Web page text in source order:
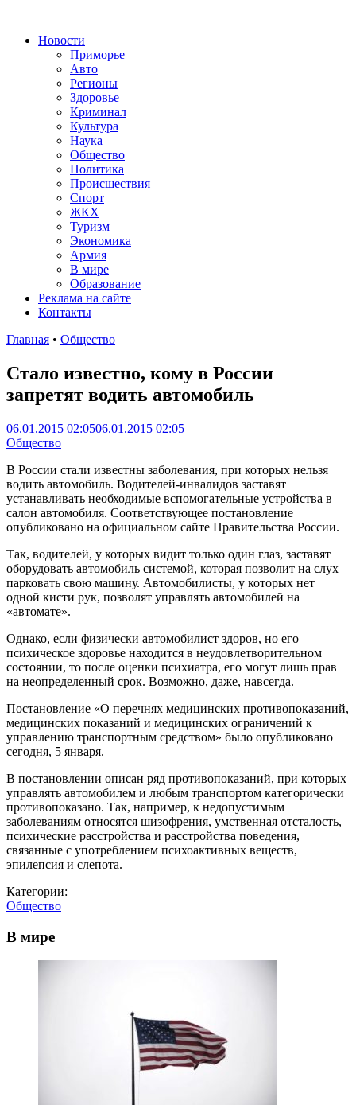
Новости
Приморье
Авто
Регионы
Здоровье
Криминал
Культура
Наука
Общество
Политика
Происшествия
Спорт
ЖКХ
Туризм
Экономика
Армия
В мире
Образование
Реклама на сайте
Контакты
Главная • Общество
Стало известно, кому в России
запретят водить автомобиль
06.01.2015 02:0506.01.2015 02:05
Общество
В России стали известны заболевания, при которых нельзя
водить автомобиль. Водителей-инвалидов заставят
устанавливать необходимые вспомогательные устройства в
салон автомобиля. Соответствующее постановление
опубликовано на официальном сайте Правительства России.
Так, водителей, у которых видит только один глаз, заставят
оборудовать автомобиль системой, которая позволит на слух
парковать свою машину. Автомобилисты, у которых нет
одной кисти рук, позволят управлять автомобилей на
«автомате».
Однако, если физически автомобилист здоров, но его
психическое здоровье находится в неудовлетворительном
состоянии, то после оценки психиатра, его могут лишь прав
на неопределенный срок. Возможно, даже, навсегда.
Постановление «О перечнях медицинских противопоказаний,
медицинских показаний и медицинских ограничений к
управлению транспортным средством» было опубликовано
сегодня, 5 января.
В постановлении описан ряд противопоказаний, при которых
управлять автомобилем и любым транспортом категорически
противопоказано. Так, например, к недопустимым
заболеваниям относятся шизофрения, умственная отсталость,
психические расстройства и расстройства поведения,
связанные с употреблением психоактивных веществ,
эпилепсия и слепота.
Категории:
Общество
В мире